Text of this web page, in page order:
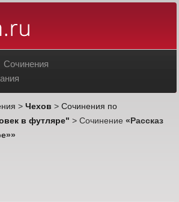
Сочинения
>Чехов >Сочинения по
в футляре" > Сочинение«Рассказ